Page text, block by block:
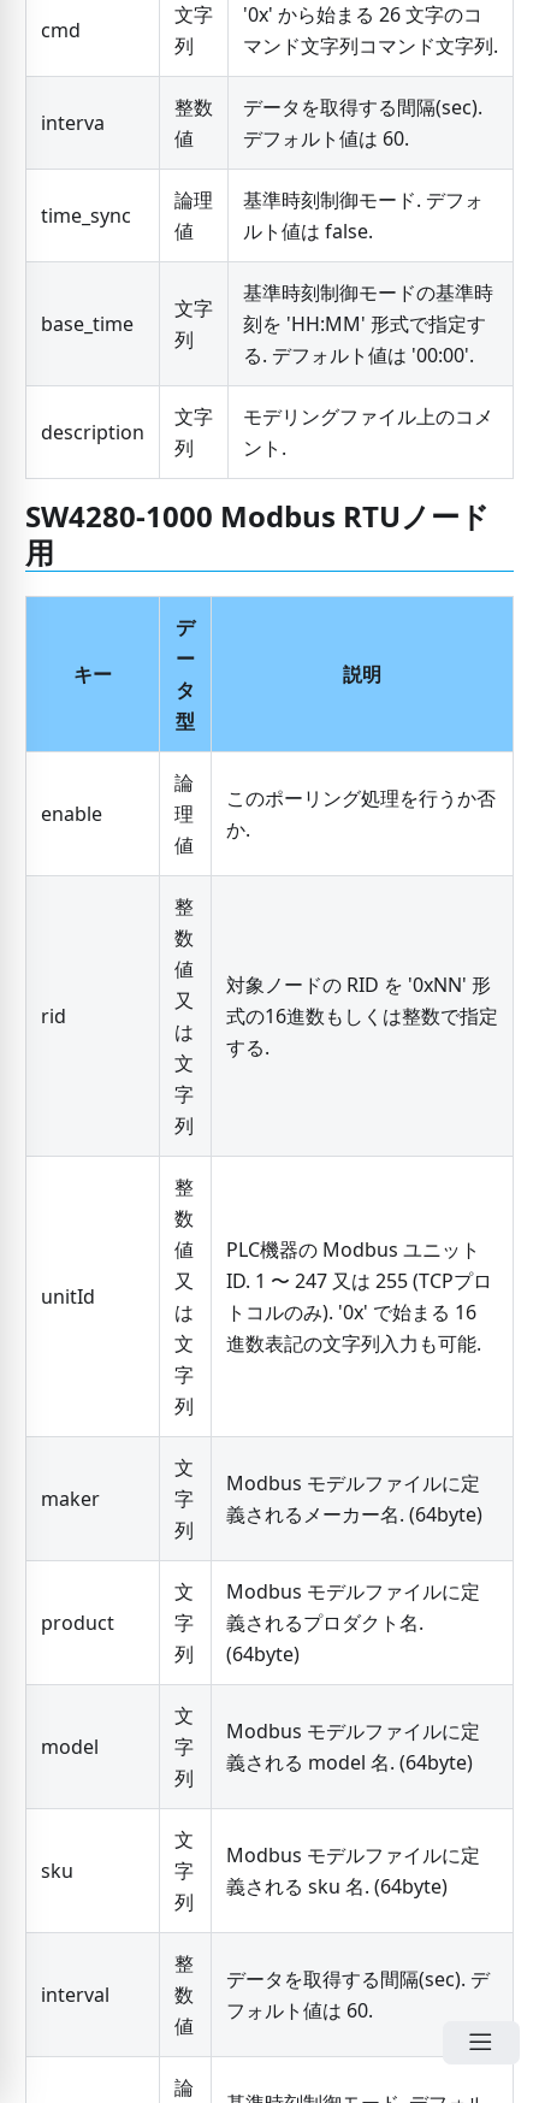
cmd
文字
列
'0x' から始まる 26 文字のコ
マンド文字列コマンド文字列.
interva
整数
値
データを取得する間隔(sec).
デフォルト値は 60.
time_sync
論理
値
基準時刻制御モード. デフォ
ルト値は false.
base_time
文字
列
基準時刻制御モードの基準時
刻を 'HH:MM' 形式で指定す
る. デフォルト値は '00:00'.
description
文字
列
モデリングファイル上のコメ
ント.
SW4280-1000 Modbus RTUノード
用
キー
デ
ー
タ
型
説明
enable
論
理
値
このポーリング処理を行うか否
か.
rid
整
数
値
又
は
文
字
列
対象ノードの RID を '0xNN' 形
式の16進数もしくは整数で指定
する.
unitId
整
数
値
又
は
文
字
列
PLC機器の Modbus ユニット
ID. 1 〜 247 又は 255 (TCPプロ
トコルのみ). '0x' で始まる 16
進数表記の文字列入力も可能.
maker
文
字
列
Modbus モデルファイルに定
義されるメーカー名. (64byte)
product
文
字
列
Modbus モデルファイルに定
義されるプロダクト名.
(64byte)
model
文
字
列
Modbus モデルファイルに定
義される model 名. (64byte)
sku
文
字
列
Modbus モデルファイルに定
義される sku 名. (64byte)
interval
整
数
値
データを取得する間隔(sec). デ
フォルト値は 60.
論